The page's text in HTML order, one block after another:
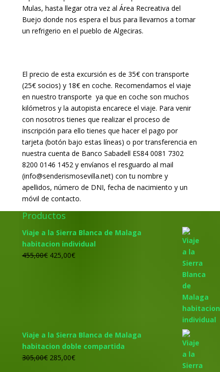
Mulas, hasta llegar otra vez al Área Recreativa del
Buejo donde nos espera el bus para llevarnos a tomar
un refrigerio en el pueblo de Algeciras.
El precio de esta excursión es de 35€ con transporte
(25€ socios) y 18€ en coche. Recomendamos el viaje
en nuestro transporte ya que en coche son muchos
kilómetros y la autopista encarece el viaje. Para venir
con nosotros tienes que realizar el proceso de
inscripción para ello tienes que hacer el pago por
tarjeta (botón bajo estas líneas) o por transferencia en
nuestra cuenta de Banco Sabadell ES84 0081 7302
8200 0146 1452 y envíanos el resguardo al mail
(info@senderismosevilla.net) con tu nombre y
apellidos, número de DNI, fecha de nacimiento y un
móvil de contacto.
Productos
Viaje a la Sierra Blanca de Malaga
habitacion individual
455,00€ El
425,00€El
Viaje a la Sierra Blanca de Malaga
habitacion doble compartida
305,00€ El
285,00€El